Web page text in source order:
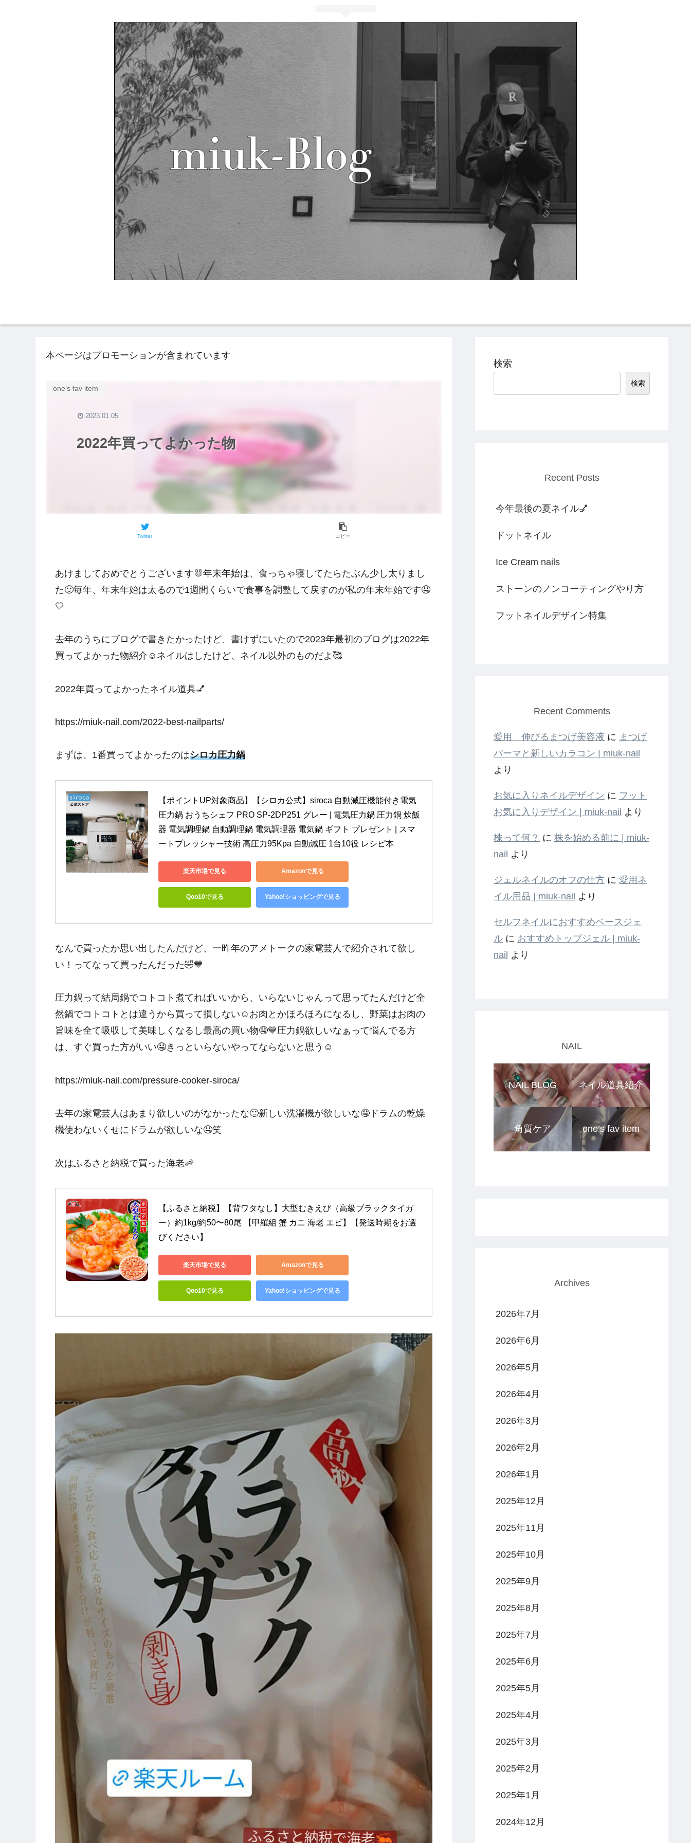
本ページはプロモーションが含まれています
2022年買ってよかった物
one’s fav item
Twitter コピー
2023.01.05
あけましておめでとうございます🐰年末年始は、食っちゃ寝してたらたぶん少し太りまし
た🙂毎年、年末年始は太るので1週間くらいで食事を調整して戻すのが私の年末年始です🤤
🤍
去年のうちにブログで書きたかったけど、書けずにいたので2023年最初のブログは2022年
買ってよかった物紹介☺️ネイルはしたけど、ネイル以外のものだよ🥰
2022年買ってよかったネイル道具💅
https://miuk-nail.com/2022-best-nailparts/
まずは、1番買ってよかったのはシロカ圧力鍋
【ポイントUP対象商品】【シロカ公式】siroca 自動減圧機能付き電気
圧力鍋 おうちシェフ PRO SP-2DP251 グレー | 電気圧力鍋 圧力鍋 炊飯
器 電気調理鍋 自動調理鍋 電気調理器 電気鍋 ギフト プレゼント | スマ
ートプレッシャー技術 高圧力95Kpa 自動減圧 1台10役 レシピ本
楽天市場で見る Amazonで見る
Qoo10で見る Yahoo!ショッピングで見る
なんで買ったか思い出したんだけど、一昨年のアメトークの家電芸人で紹介されて欲し
い！ってなって買ったんだった🤣💙
圧力鍋って結局鍋でコトコト煮てればいいから、いらないじゃんって思ってたんだけど全
然鍋でコトコトとは違うから買って損しない☺️お肉とかほろほろになるし、野菜はお肉の
旨味を全て吸収して美味しくなるし最高の買い物🤤💙圧力鍋欲しいなぁって悩んでる方
は、すぐ買った方がいい🤤きっといらないやってならないと思う☺️
https://miuk-nail.com/pressure-cooker-siroca/
去年の家電芸人はあまり欲しいのがなかったな🙂新しい洗濯機が欲しいな🤤ドラムの乾燥
機使わないくせにドラムが欲しいな🤤笑
次はふるさと納税で買った海老🦐
【ふるさと納税】【背ワタなし】大型むきえび（高級ブラックタイガ
ー）約1kg/約50〜80尾 【甲羅組 蟹 カニ 海老 エビ】【発送時期をお選
びください】
楽天市場で見る Amazonで見る
Qoo10で見る Yahoo!ショッピングで見る
検索
検索
Recent Posts
今年最後の夏ネイル💅
ドットネイル
Ice Cream nails
ストーンのノンコーティングやり方
フットネイルデザイン特集
Recent Comments
愛用 伸びるまつげ美容液 に まつげ
パーマと新しいカラコン | miuk-nail
より
お気に入りネイルデザイン に フット
お気に入りデザイン | miuk-nail より
株って何？ に 株を始める前に | miuk-
nail より
ジェルネイルのオフの仕方 に 愛用ネ
イル用品 | miuk-nail より
セルフネイルにおすすめベースジェ
ル に おすすめトップジェル | miuk-
nail より
NAIL
NAIL BLOG ネイル道具紹介
角質ケア one’s fav item
Archives
2026年7月
2026年6月
2026年5月
2026年4月
2026年3月
2026年2月
2026年1月
2025年12月
2025年11月
2025年10月
2025年9月
2025年8月
2025年7月
2025年6月
2025年5月
2025年4月
2025年3月
2025年2月
2025年1月
2024年12月